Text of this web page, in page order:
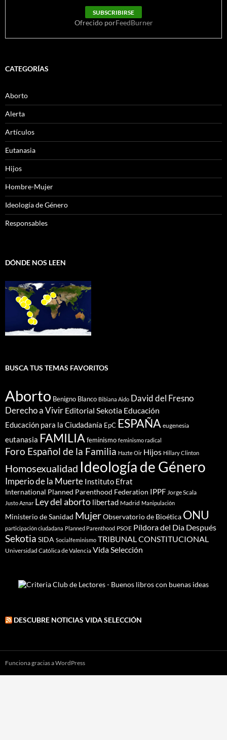
Ofrecido porFeedBurner
CATEGORÍAS
Aborto
Alerta
Artículos
Eutanasia
Hijos
Hombre-Mujer
Ideología de Género
Responsables
DÓNDE NOS LEEN
BUSCA TUS TEMAS FAVORITOS
Aborto Benigno Blanco Bibiana Aido David del Fresno
Derecho a Vivir Editorial Sekotia Educación
Educación para la Ciudadanía EpC ESPAÑA eugenesia
eutanasia FAMILIA feminismo feminismo radical
Foro Español de la Familia Hazte Oir Hijos Hillary Clinton
Homosexualidad Ideología de Género
Imperio de la Muerte Instituto Efrat
International Planned Parenthood Federation IPPF Jorge Scala
Justo Aznar Ley del aborto libertad Madrid Manipulación
Ministerio de Sanidad MujerObservatorio de Bioética ONU
participación ciudadana Planned Parenthood PSOE Píldora del Dia Después
Sekotia SIDA Socialfeminismo TRIBUNAL CONSTITUCIONAL
Universidad Católica de Valencia Vida Selección
DESCUBRE NOTICIAS VIDA SELECCIÓN
Funciona gracias a WordPress